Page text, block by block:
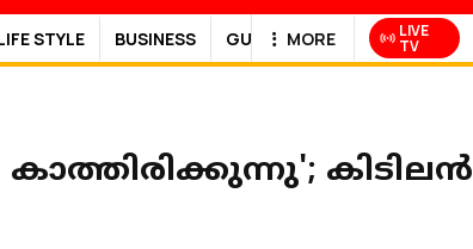
STYLE BUSINESS GULF NEWS
MORE LIVE
TV
കിടിലൻ